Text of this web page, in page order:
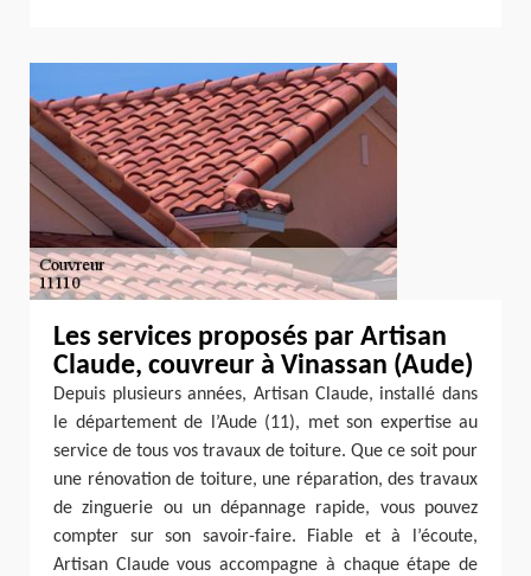
Les services proposés par Artisan
Claude, couvreur à Vinassan (Aude)
Depuis plusieurs années, Artisan Claude, installé dans
le département de l’Aude (11), met son expertise au
service de tous vos travaux de toiture. Que ce soit pour
une rénovation de toiture, une réparation, des travaux
de zinguerie ou un dépannage rapide, vous pouvez
compter sur son savoir-faire. Fiable et à l’écoute,
Artisan Claude vous accompagne à chaque étape de